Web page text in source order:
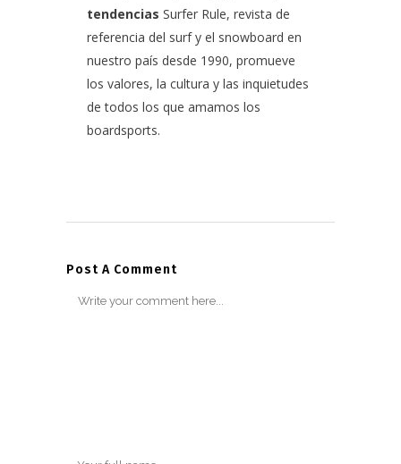
tendencias Surfer Rule, revista de
referencia del surf y el snowboard en
nuestro país desde 1990, promueve
los valores, la cultura y las inquietudes
de todos los que amamos los
boardsports.
Post A Comment